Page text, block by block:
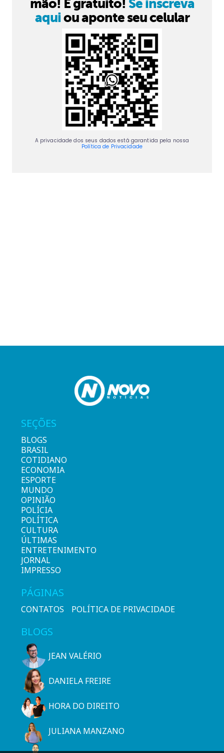
mão! É gratuito! Se inscreva
aquiou aponte seu celular
A privacidade dos seus dados está garantida pela nossa
Política de Privacidade
SEÇÕES
BLOGS
BRASIL
COTIDIANO
ECONOMIA
ESPORTE
MUNDO
OPINIÃO
POLÍCIA
POLÍTICA
CULTURA
ÚLTIMAS
ENTRETENIMENTO
JORNAL
IMPRESSO
PÁGINAS
CONTATOS POLÍTICA DE PRIVACIDADE
BLOGS
JEAN VALÉRIO
DANIELA FREIRE
HORA DO DIREITO
JULIANA MANZANO